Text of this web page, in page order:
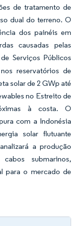
de tratamento de
dual do terreno. O
dos painéis em
causadas pelas
Serviços Públicos
reservatórios de
solar de 2 GWp até
no Estreito de
à costa. O
com a Indonésia
solar flutuante
a produção
submarinos,
para o mercado de